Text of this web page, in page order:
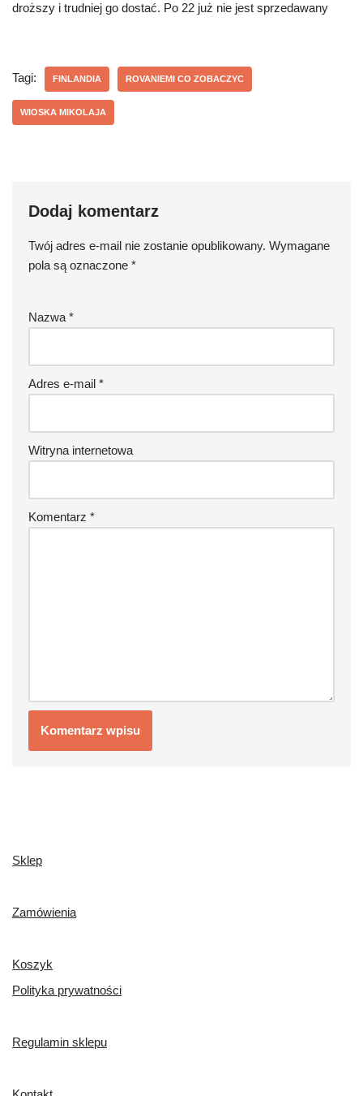
droższy i trudniej go dostać. Po 22 już nie jest sprzedawany
Tagi: FINLANDIA ROVANIEMI CO ZOBACZYC
WIOSKA MIKOLAJA
Dodaj komentarz
Twój adres e-mail nie zostanie opublikowany. Wymagane
pola są oznaczone *
Nazwa *
Adres e-mail *
Witryna internetowa
Komentarz *
Sklep
Zamówienia
Koszyk
Polityka prywatności
Regulamin sklepu